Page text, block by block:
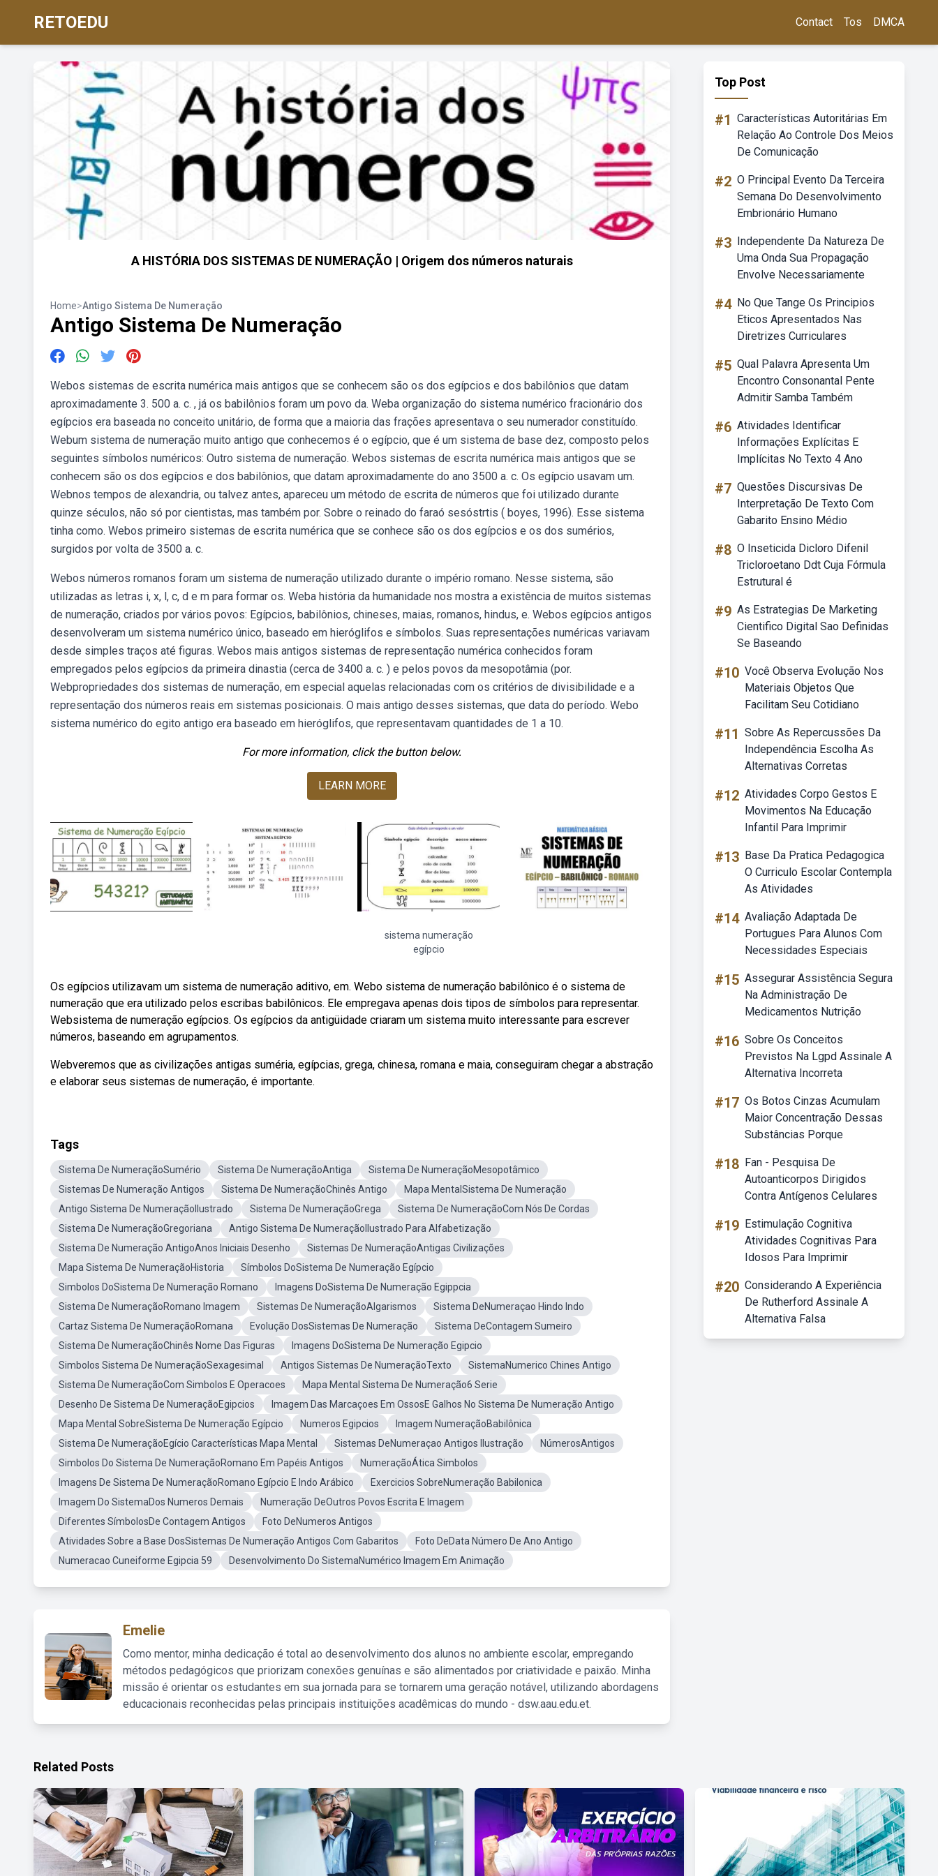
RETOEDU Contact Tos DMCA
A HISTÓRIA DOS SISTEMAS DE NUMERAÇÃO | Origem dos números naturais
Home>Antigo Sistema De Numeração
Antigo Sistema De Numeração
Webos sistemas de escrita numérica mais antigos que se conhecem são os dos egípcios e dos babilônios que datam
aproximadamente 3. 500 a. c. , já os babilônios foram um povo da. Weba organização do sistema numérico fracionário dos
egípcios era baseada no conceito unitário, de forma que a maioria das frações apresentava o seu numerador constituído.
Webum sistema de numeração muito antigo que conhecemos é o egípcio, que é um sistema de base dez, composto pelos
seguintes símbolos numéricos: Outro sistema de numeração. Webos sistemas de escrita numérica mais antigos que se
conhecem são os dos egípcios e dos babilônios, que datam aproximadamente do ano 3500 a. c. Os egípcio usavam um.
Webnos tempos de alexandria, ou talvez antes, apareceu um método de escrita de números que foi utilizado durante
quinze séculos, não só por cientistas, mas também por. Sobre o reinado do faraó sesóstrtis ( boyes, 1996). Esse sistema
tinha como. Webos primeiro sistemas de escrita numérica que se conhece são os dos egípcios e os dos sumérios,
surgidos por volta de 3500 a. c.
Webos números romanos foram um sistema de numeração utilizado durante o império romano. Nesse sistema, são
utilizadas as letras i, x, l, c, d e m para formar os. Weba história da humanidade nos mostra a existência de muitos sistemas
de numeração, criados por vários povos: Egípcios, babilônios, chineses, maias, romanos, hindus, e. Webos egípcios antigos
desenvolveram um sistema numérico único, baseado em hieróglifos e símbolos. Suas representações numéricas variavam
desde simples traços até figuras. Webos mais antigos sistemas de representação numérica conhecidos foram
empregados pelos egípcios da primeira dinastia (cerca de 3400 a. c. ) e pelos povos da mesopotâmia (por.
Webpropriedades dos sistemas de numeração, em especial aquelas relacionadas com os critérios de divisibilidade e a
representação dos números reais em sistemas posicionais. O mais antigo desses sistemas, que data do período. Webo
sistema numérico do egito antigo era baseado em hieróglifos, que representavam quantidades de 1 a 10.
For more information, click the button below.
LEARN MORE
sistema numeração
egípcio
Os egípcios utilizavam um sistema de numeração aditivo, em. Webo sistema de numeração babilônico é o sistema de
numeração que era utilizado pelos escribas babilônicos. Ele empregava apenas dois tipos de símbolos para representar.
Websistema de numeração egípcios. Os egípcios da antigüidade criaram um sistema muito interessante para escrever
números, baseando em agrupamentos.
Webveremos que as civilizações antigas suméria, egípcias, grega, chinesa, romana e maia, conseguiram chegar a abstração
e elaborar seus sistemas de numeração, é importante.
Tags
Sistema De NumeraçãoSumério Sistema De NumeraçãoAntiga
Sistema De NumeraçãoMesopotâmico
Sistemas De Numeração Antigos
Sistema De NumeraçãoChinês Antigo
Mapa MentalSistema De Numeração
Antigo Sistema De NumeraçãoIlustrado
Sistema De NumeraçãoGrega
Sistema De NumeraçãoCom Nós De Cordas
Sistema De NumeraçãoGregoriana
Antigo Sistema De NumeraçãoIlustrado Para Alfabetização
Sistema De Numeração AntigoAnos Iniciais Desenho
Sistemas De NumeraçãoAntigas Civilizações
Mapa Sistema De NumeraçãoHistoria
Símbolos DoSistema De Numeração Egípcio
Simbolos DoSistema De Numeração Romano
Imagens DoSistema De Numeração Egippcia
Sistema De NumeraçãoRomano Imagem
Sistemas De NumeraçãoAlgarismos
Sistema DeNumeraçao Hindo Indo
Cartaz Sistema De NumeraçãoRomana
Evolução DosSistemas De Numeração
Sistema DeContagem Sumeiro
Sistema De NumeraçãoChinês Nome Das Figuras
Imagens DoSistema De Numeração Egipcio
Simbolos Sistema De NumeraçãoSexagesimal
Antigos Sistemas De NumeraçãoTexto
SistemaNumerico Chines Antigo
Sistema De NumeraçãoCom Simbolos E Operacoes
Mapa Mental Sistema De Numeração6 Serie
Desenho De Sistema De NumeraçãoEgipcios
Imagem Das Marcaçoes Em OssosE Galhos No Sistema De Numeração Antigo
Mapa Mental SobreSistema De Numeração Egípcio
Numeros Egipcios
Imagem NumeraçãoBabilônica
Sistema De NumeraçãoEgício Características Mapa Mental
Sistemas DeNumeraçao Antigos Ilustração
NúmerosAntigos
Simbolos Do Sistema De NumeraçãoRomano Em Papéis Antigos
NumeraçãoÁtica Simbolos
Imagens De Sistema De NumeraçãoRomano Egípcio E Indo Arábico
Exercicios SobreNumeração Babilonica
Imagem Do SistemaDos Numeros Demais
Numeração DeOutros Povos Escrita E Imagem
Diferentes SímbolosDe Contagem Antigos
Foto DeNumeros Antigos
Atividades Sobre a Base DosSistemas De Numeração Antigos Com Gabaritos
Foto DeData Número De Ano Antigo
Numeracao Cuneiforme Egipcia 59
Desenvolvimento Do SistemaNumérico Imagem Em Animação
Emelie
Como mentor, minha dedicação é total ao desenvolvimento dos alunos no ambiente escolar, empregando
métodos pedagógicos que priorizam conexões genuínas e são alimentados por criatividade e paixão. Minha
missão é orientar os estudantes em sua jornada para se tornarem uma geração notável, utilizando abordagens
educacionais reconhecidas pelas principais instituições acadêmicas do mundo - dsw.aau.edu.et.
Top Post
#1 Características Autoritárias Em
Relação Ao Controle Dos Meios
De Comunicação
#2 O Principal Evento Da Terceira
Semana Do Desenvolvimento
Embrionário Humano
#3 Independente Da Natureza De
Uma Onda Sua Propagação
Envolve Necessariamente
#4 No Que Tange Os Principios
Eticos Apresentados Nas
Diretrizes Curriculares
#5 Qual Palavra Apresenta Um
Encontro Consonantal Pente
Admitir Samba Também
#6 Atividades Identificar
Informações Explícitas E
Implícitas No Texto 4 Ano
#7 Questões Discursivas De
Interpretação De Texto Com
Gabarito Ensino Médio
#8 O Inseticida Dicloro Difenil
Tricloroetano Ddt Cuja Fórmula
Estrutural é
#9 As Estrategias De Marketing
Cientifico Digital Sao Definidas
Se Baseando
#10 Você Observa Evolução Nos
Materiais Objetos Que
Facilitam Seu Cotidiano
#11 Sobre As Repercussões Da
Independência Escolha As
Alternativas Corretas
#12 Atividades Corpo Gestos E
Movimentos Na Educação
Infantil Para Imprimir
#13 Base Da Pratica Pedagogica
O Curriculo Escolar Contempla
As Atividades
#14 Avaliação Adaptada De
Portugues Para Alunos Com
Necessidades Especiais
#15 Assegurar Assistência Segura
Na Administração De
Medicamentos Nutrição
#16 Sobre Os Conceitos
Previstos Na Lgpd Assinale A
Alternativa Incorreta
#17 Os Botos Cinzas Acumulam
Maior Concentração Dessas
Substâncias Porque
#18 Fan - Pesquisa De
Autoanticorpos Dirigidos
Contra Antígenos Celulares
#19 Estimulação Cognitiva
Atividades Cognitivas Para
Idosos Para Imprimir
#20 Considerando A Experiência
De Rutherford Assinale A
Alternativa Falsa
Related Posts